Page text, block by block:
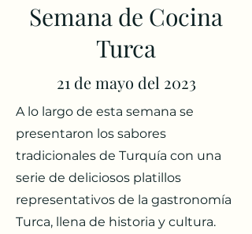
Semana de Cocina
Turca
21 de mayo del 2023
A lo largo de esta semana se
presentaron los sabores
tradicionales de Turquía con una
serie de deliciosos platillos
representativos de la gastronomía
Turca, llena de historia y cultura.